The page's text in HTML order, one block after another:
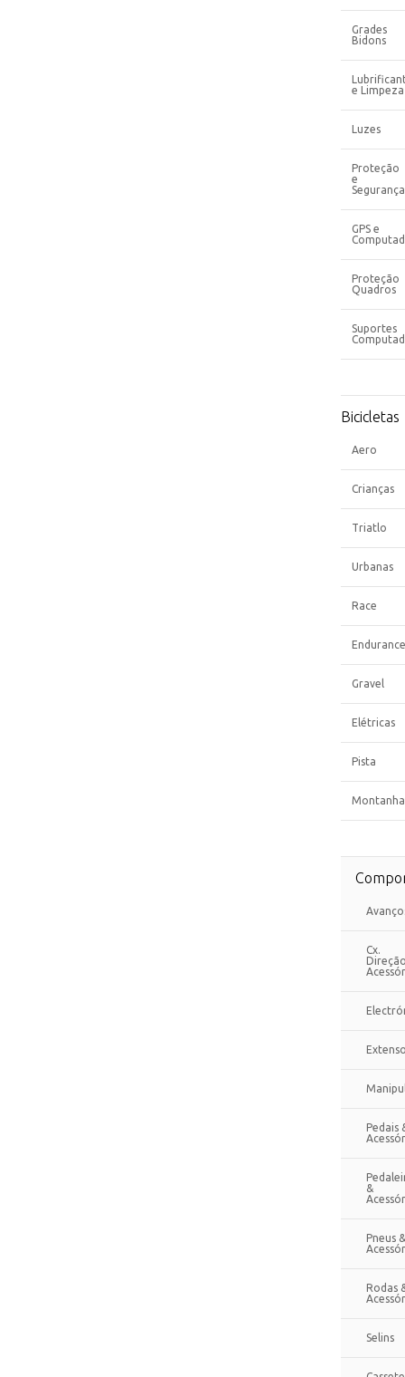
Grades
Bidons
e Limpeza
Luzes
Proteção
e
Segurança
GPS e
Proteção
Quadros
Suportes
Bicicletas
Aero
Crianças
Triatlo
Urbanas
Race
Endurance
Gravel
Elétricas
Pista
Montanha
Cx.
Pedais
&
Pneus &
Rodas
Selins